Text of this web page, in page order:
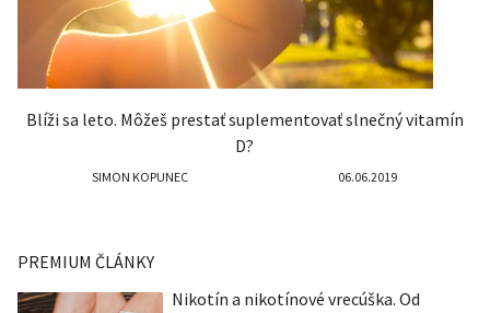
Blíži sa leto. Môžeš prestať suplementovať slnečný vitamín
D?
SIMON KOPUNEC 06.06.2019
PREMIUM ČLÁNKY
Nikotín a nikotínové vrecúška. Od